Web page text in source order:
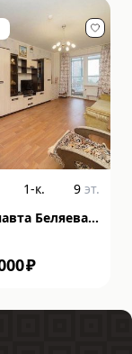
1-к. 9 эт.
Беляева
В
₽